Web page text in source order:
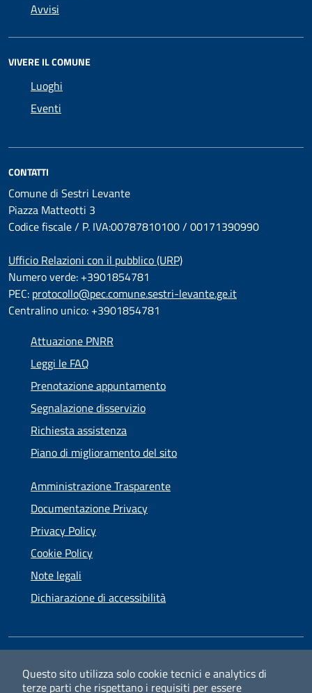
Questo sito utilizza solo cookie tecnici e analytics di
terze parti che rispettano i requisiti per essere
Avvisi
VIVERE IL COMUNE
Luoghi
Eventi
CONTATTI
Comune di Sestri Levante
Piazza Matteotti 3
Codice fiscale / P. IVA:00787810100 / 00171390990
Ufficio Relazioni con il pubblico (URP)
Numero verde: +3901854781
PEC: protocollo@pec.comune.sestri-levante.ge.it
Centralino unico: +3901854781
Attuazione PNRR
Leggi le FAQ
Prenotazione appuntamento
Segnalazione disservizio
Richiesta assistenza
Piano di miglioramento del sito
Amministrazione Trasparente
Documentazione Privacy
Privacy Policy
Cookie Policy
Note legali
Dichiarazione di accessibilità
FacebookInstagram